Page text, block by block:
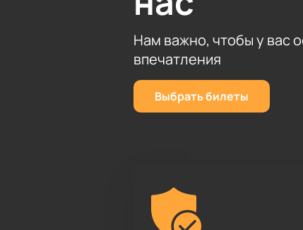
Нам важно, чтобы у вас
впечатления
Выбрать билеты